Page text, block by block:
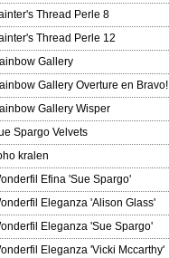
Thread Perle 8
Thread Perle 12
Gallery
Gallery Overture en Bravo!
Gallery Wisper
Spargo Velvets
kralen
Efina 'Sue Spargo'
Eleganza 'Alison Glass'
Eleganza 'Sue Spargo'
Eleganza 'Vicki Mccarthy'